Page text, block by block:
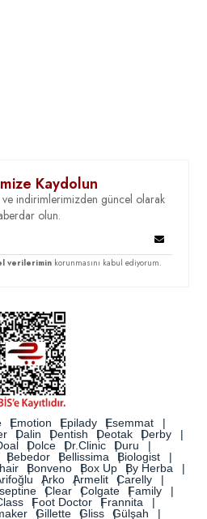
Kaydolun
ve indirimlerimizden güncel olarak
olun.
verilerimin korunmasını kabul ediyorum.
Emotion Epilady
Esemmat
Dalin Dentish Deotak
Derby
Dolce Dr.Clinic
Duru
Bebedor Bellissima
Biologist
Bonveno Box Up
By Herba
Arko Armelit
Carelly
Clear Colgate
Family
Foot Doctor
Frannita
Gillette Gliss
Gülşah